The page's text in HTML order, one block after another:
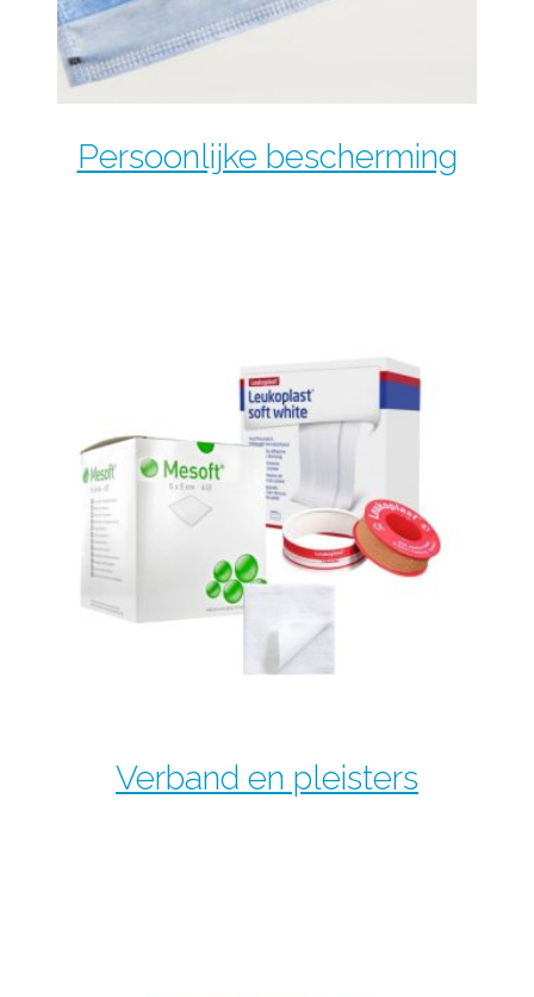
Persoonlijke bescherming
Verband en pleisters